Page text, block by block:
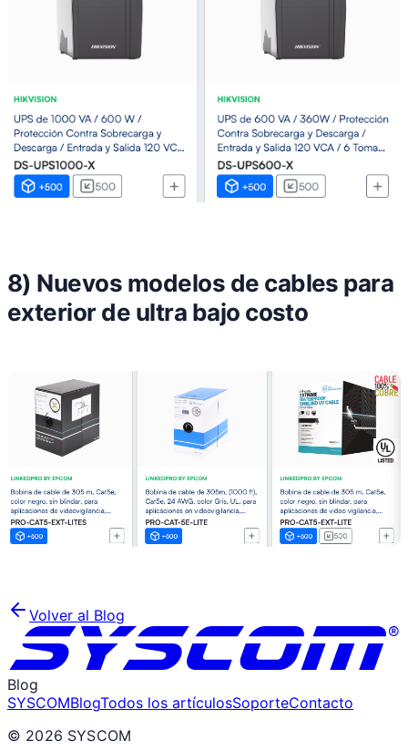
8) Nuevos modelos de cables para
exterior de ultra bajo costo
Volver al Blog
Blog
SYSCOMBlogTodos los artículosSoporteContacto
© 2026 SYSCOM